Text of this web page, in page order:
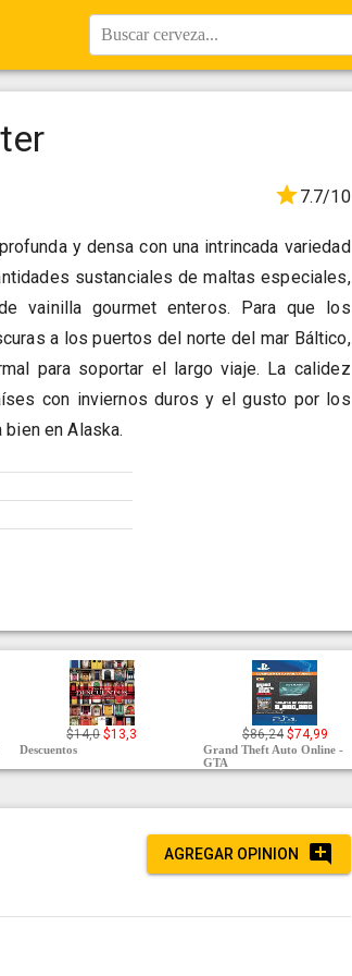
Buscar cerveza...
7.7/10
y densa con una intrincada variedad
sustanciales de maltas especiales,
vainilla gourmet enteros. Para que los
a los puertos del norte del mar Báltico,
para soportar el largo viaje. La calidez
con inviernos duros y el gusto por los
en Alaska.
$14,0 $13,3
Descuentos
$86,24 $74,99
Grand Theft Auto Online -
GTA
AGREGAR OPINION